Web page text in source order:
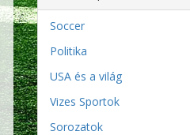
Soccer
Politika
USA és a világ
Vizes Sportok
Sorozatok